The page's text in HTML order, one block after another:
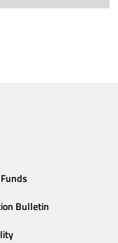
Bulletin